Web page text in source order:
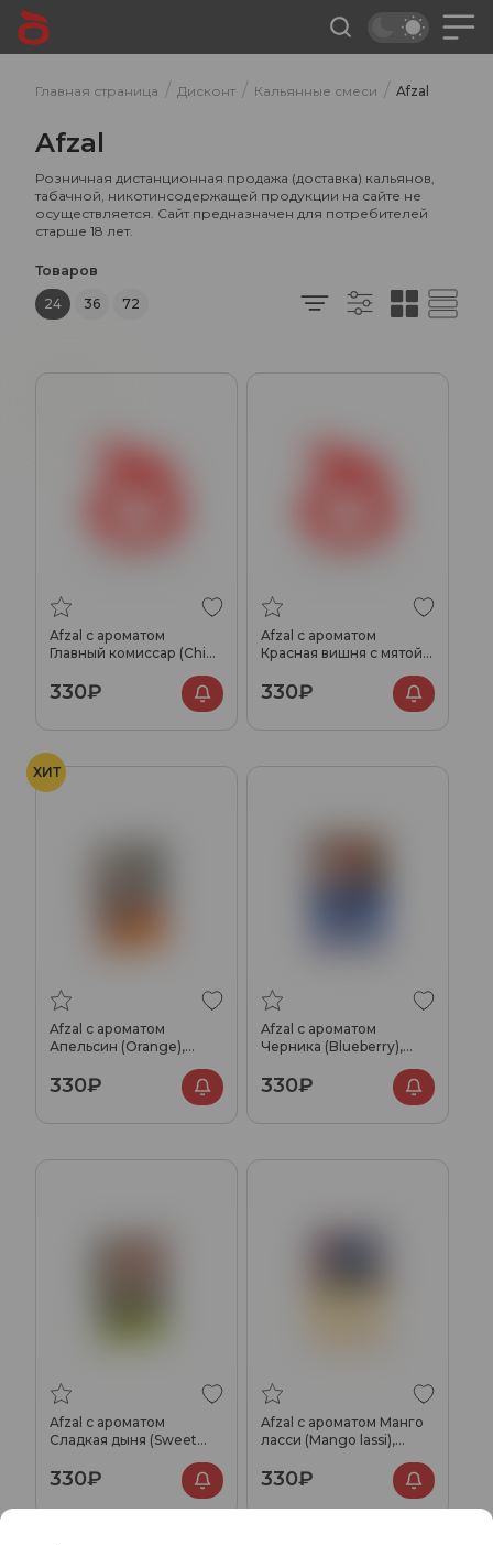
Главная страница / Дисконт / Кальянные смеси / Afzal
Afzal
Розничная дистанционная продажа (доставка) кальянов,
табачной, никотинсодержащей продукции на сайте не
осуществляется. Сайт предназначен для потребителей
старше 18 лет.
Товаров
24
36 72
Afzal с ароматом
Главный комиссар (Chief
330₽
Afzal с ароматом
Красная вишня с мятой
330₽
ХИТ
Afzal с ароматом
Апельсин (Orange),
330₽
Afzal с ароматом
Черника (Blueberry),
330₽
Afzal с ароматом
Сладкая дыня (Sweet
330₽
Afzal с ароматом Манго
ласси (Mango lassi),
330₽